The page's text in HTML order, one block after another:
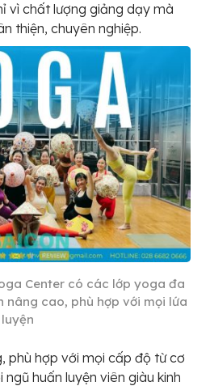
vì chất lượng giảng dạy mà
thiện, chuyên nghiệp.
Center có các lớp yoga đa
nâng cao, phù hợp với mọi lứa
phù hợp với mọi cấp độ từ cơ
huấn luyện viên giàu kinh